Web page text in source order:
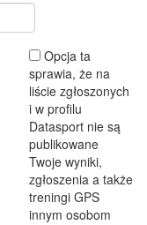
Opcja ta
sprawia, że na
liście zgłoszonych
i w profilu
Datasport nie są
publikowane
Twoje wyniki,
zgłoszenia a także
treningi GPS
innym osobom